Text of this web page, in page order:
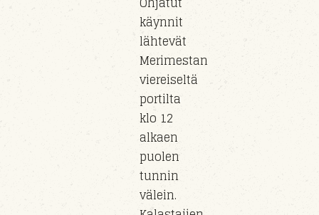
käynnit
lähtevät
Merimestan
viereiseltä
portilta
klo 12
alkaen
puolen
tunnin
välein.